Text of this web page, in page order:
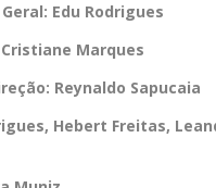
Edu Rodrigues
Marques
Reynaldo Sapucaia
Hebert Freitas,